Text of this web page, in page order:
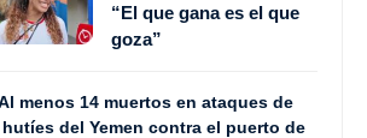
“El que gana es el que
goza”
menos 14 muertos en ataques de
del Yemen contra el puerto de